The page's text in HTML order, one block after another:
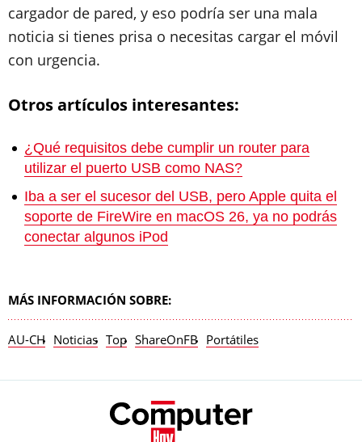
cargador de pared, y eso podría ser una mala
noticia si tienes prisa o necesitas cargar el móvil
con urgencia.
Otros artículos interesantes:
¿Qué requisitos debe cumplir un router para
utilizar el puerto USB como NAS?
Iba a ser el sucesor del USB, pero Apple quita el
soporte de FireWire en macOS 26, ya no podrás
conectar algunos iPod
MÁS INFORMACIÓN SOBRE:
AU-CH Noticias Top ShareOnFB Portátiles